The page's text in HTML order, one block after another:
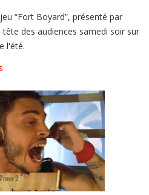
“Fort Boyard”, présenté par
des audiences samedi soir sur
l'été.